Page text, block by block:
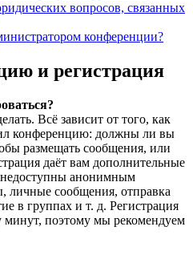
вопросов, связанных
конференции?
и регистрация
Всё зависит от того, как
конференцию: должны ли вы
размещать сообщения, или
даёт вам дополнительные
анонимным
личные сообщения, отправка
в группах и т. д. Регистрация
минут, поэтому мы рекомендуем